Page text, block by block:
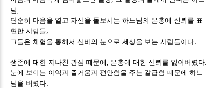
님 ,
단순히 마음을 열고 자신을 돌보시는 하느님의 은총에 신뢰를 표
현한 사람들,
그들은 체험을 통해서 신비의 눈으로 세상을 보는 사람들이다.
생존에 대한 지나친 관심 때문에 , 은총에 대한 신뢰를 잃어버렸다.
눈에 보이는 이익과 즐거움과 편안함을 주는 갈급함 때문에 하느
님을 버렸다.